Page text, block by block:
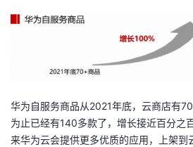
华为自服务商品从2021年底，云商店有
为止已经有140多款了，增长接近百分之
来华为云会提供更多优质的应用，上架到